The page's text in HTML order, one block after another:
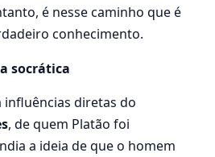
é nesse caminho que é
conhecimento.
socrática
diretas do
, de quem Platão foi
a ideia de que o homem